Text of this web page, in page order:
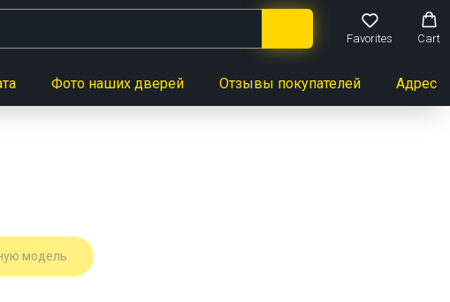
Favorites Cart
Фото наших дверей Отзывы покупателей Адреса
модель